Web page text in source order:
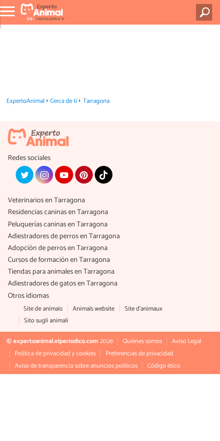
EN: TARRAGONA
ExpertoAnimal Cerca de ti Tarragona
Redes sociales
Veterinarios en Tarragona
Residencias caninas en Tarragona
Peluquerías caninas en Tarragona
Adiestradores de perros en Tarragona
Adopción de perros en Tarragona
Cursos de formación en Tarragona
Tiendas para animales en Tarragona
Adiestradores de gatos en Tarragona
Otros idiomas
Site de animais Animals website
Site d'animaux
Sito sugli animali
© expertoanimal.elperiodico.com2026 Quiénes somos
Aviso Legal
Política de privacidad y cookies
Preferencias de privacidad
Aviso de transparencia sobre anuncios políticos
Código ético